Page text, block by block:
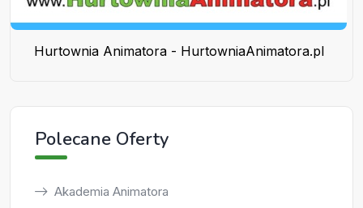
Hurtownia Animatora - HurtowniaAnimatora.pl
Polecane Oferty
Akademia Animatora